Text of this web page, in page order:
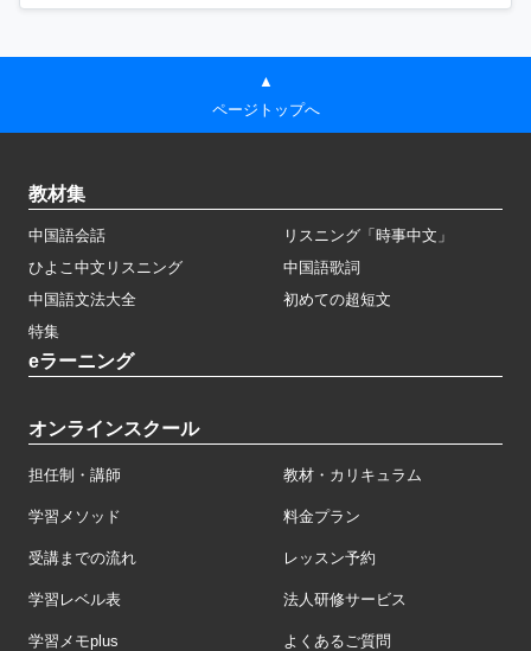
▲
ページトップへ
教材集
中国語会話
リスニング「時事中文」
ひよこ中文リスニング
中国語歌詞
中国語文法大全
初めての超短文
特集
eラーニング
オンラインスクール
担任制・講師 教材・カリキュラム
学習メソッド 料金プラン
受講までの流れ レッスン予約
学習レベル表 法人研修サービス
学習メモplus よくあるご質問